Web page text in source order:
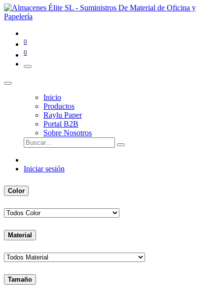
0
0
Inicio
Productos
Raylu Paper
Portal B2B
Sobre Nosotros
Iniciar sesión
Color
Material
Tamaño